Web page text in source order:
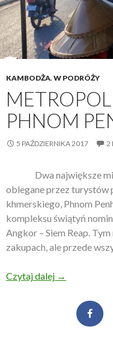
KAMBODŻA, W PODRÓŻY
PHNOM
5 PAŹDZIERNIKA 2017 2
Dwa największe
oblegane przez turystów
khmerskiego, Phnom
kompleksu świątyń
Angkor – Siem Reap.
zakupach, ale przede
Czytaj dalej Metropolie
→